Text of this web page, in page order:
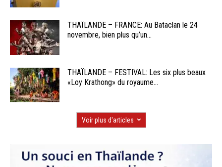
THAÏLANDE – FRANCE: Au Bataclan le 24
novembre, bien plus qu’un...
THAÏLANDE – FESTIVAL: Les six plus beaux
«Loy Krathong» du royaume...
Voir plus d'articles